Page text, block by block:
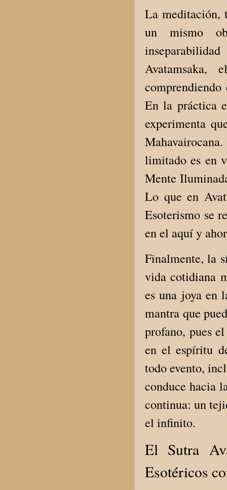
La meditación,
un mismo
En la práctica
experimenta
limitado es en
Mente
Lo que en
Esoterismo se
en el aquí y
Finalmente, la
vida cotidiana
es una joya en
mantra que
profano, pues
en el espíritu
todo evento,
conduce hacia
continua: un
el infinito.
El Sutra
Esotéricos